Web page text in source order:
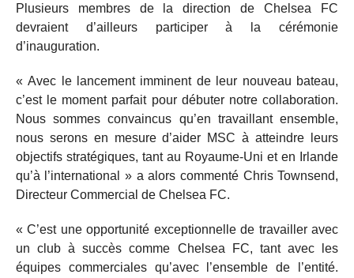
Plusieurs membres de la direction de Chelsea FC
devraient d’ailleurs participer à la cérémonie
d’inauguration.
« Avec le lancement imminent de leur nouveau bateau,
c’est le moment parfait pour débuter notre collaboration.
Nous sommes convaincus qu’en travaillant ensemble,
nous serons en mesure d’aider MSC à atteindre leurs
objectifs stratégiques, tant au Royaume-Uni et en Irlande
qu’à l’international » a alors commenté Chris Townsend,
Directeur Commercial de Chelsea FC.
« C’est une opportunité exceptionnelle de travailler avec
un club à succès comme Chelsea FC, tant avec les
équipes commerciales qu’avec l’ensemble de l’entité.